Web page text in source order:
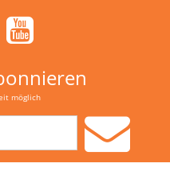
möglich